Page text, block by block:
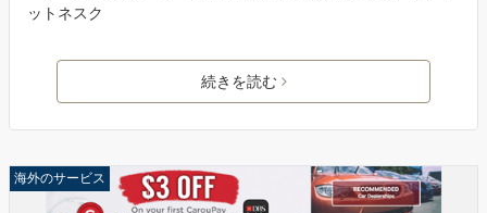
ットネスク
続きを読む
海外のサービス